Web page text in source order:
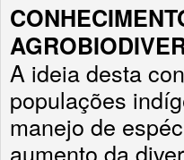
A ideia desta
populações
manejo de
aumento da